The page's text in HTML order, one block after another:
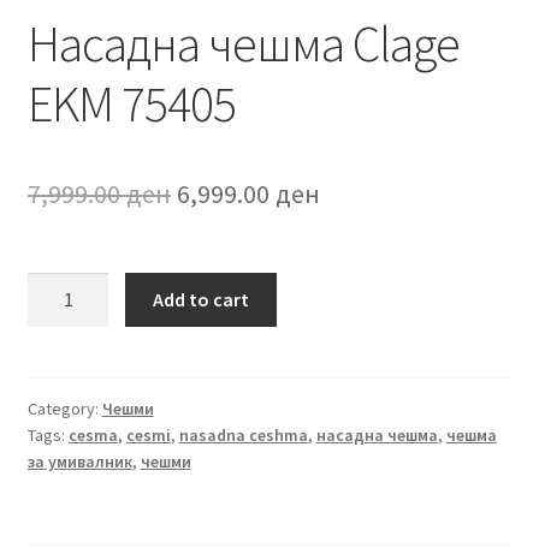
Насадна чешма Clage
EKM 75405
7,999.00ден Original
was:
7,999.00 ден.
6,999.00 ден
75405
quantity
Add to cart
Category: Чешми
Tags: cesma, cesmi, nasadna ceshma, насадна чешма, чешма
за умивалник, чешми